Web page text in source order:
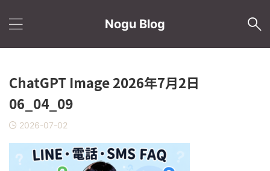
Nogu Blog
ChatGPT Image 2026年7月2日
06_04_09
2026-07-02